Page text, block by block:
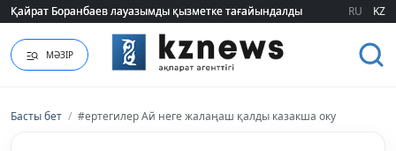
Қайрат Боранбаев лауазымды қызметке тағайындалды
Қайрат Боранбаев лауазымды қызметке тағайындалды RU KZ
МӘЗІР
Басты бет / #ертегилер Ай неге жалаңаш қалды казакша оку